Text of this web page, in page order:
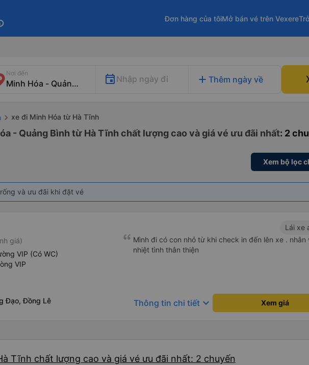
Đơn hàng của tôiMở bán vé trên Vexere
Nơi đến
Nhập ngày đi add Thêm ngày về
xe đi Minh Hóa từ Hà Tĩnh
- Quảng Bình từ Hà Tĩnh chất lượng cao và giá vé ưu đãi nhất: 2
Xem bộ lọc
và ưu đãi khi đặt vé
giá)
VIP (Có WC)
VIP
Đạo, Đồng Lê
Lái xe
Mình đi có con nhỏ từ khi check in đến lên xe . nhân
nhiệt tình thân thiện
Thông tin chi tiết keyboard_arrow_down Xem giá
Tĩnh chất lượng cao và giá vé ưu đãi nhất: 2 chuyến